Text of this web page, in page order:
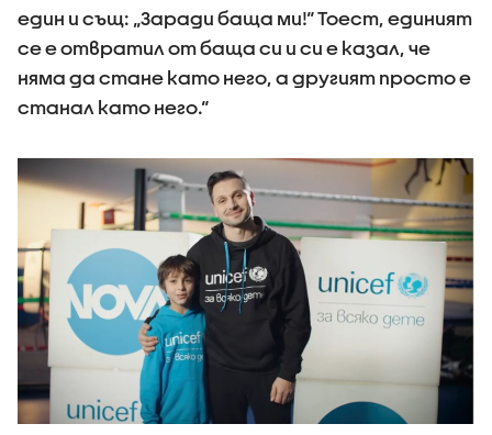
един и същ: „Заради баща ми!“ Тоест, единият
се е отвратил от баща си и си е казал, че
няма да стане като него, а другият просто е
станал като него.“